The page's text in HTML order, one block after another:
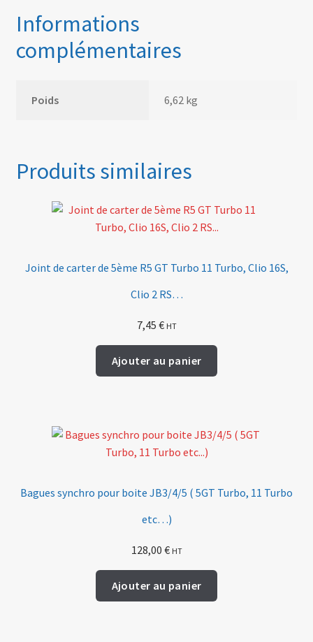
Informations
complémentaires
Poids 6,62 kg
Produits similaires
Joint de carter de 5ème R5 GT Turbo 11 Turbo, Clio 16S,
Clio 2 RS…
7,45 € HT
Ajouter au panier
Bagues synchro pour boite JB3/4/5 ( 5GT Turbo, 11 Turbo
etc…)
128,00 € HT
Ajouter au panier